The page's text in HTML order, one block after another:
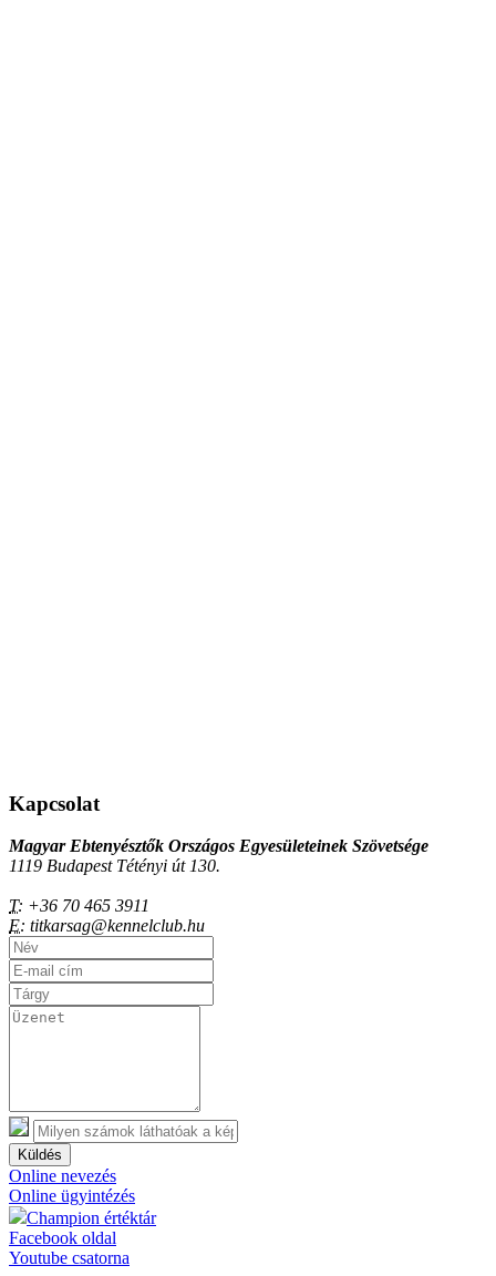
Kapcsolat
Magyar Ebtenyésztők Országos Egyesületeinek Szövetsége
1119 Budapest Tétényi út 130.
T: +36 70 465 3911
E: titkarsag@kennelclub.hu
Küldés
Online nevezés
Online ügyintézés
Champion értéktár
Facebook oldal
Youtube csatorna